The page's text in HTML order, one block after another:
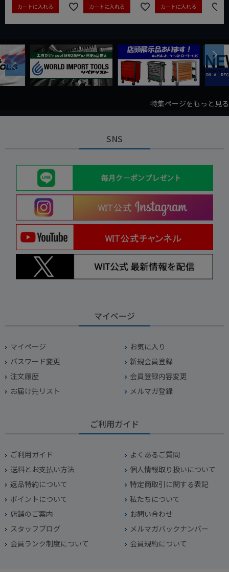
カートに入れる カートに入れる カートに入れる
Previous
Next
特集ページをもっと見る
SNS
マイページ
マイページ
お気に入り
パスワード変更
新規会員登録
注文履歴
会員登録内容変更
お届け先リスト
メルマガ登録
ご利用ガイド
ご利用ガイド
よくあるご質問
送料とお支払い方法
個人情報取り扱いについて
返品特約について
特定商取引に関する表記
ポイントについて
私たちについて
店舗のご案内
お問い合わせ
スタッフブログ
メルマガバックナンバー
会員ランク制度について
会員規約について